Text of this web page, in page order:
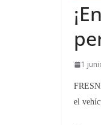
1
el